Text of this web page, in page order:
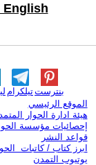
English
تيلكرامبنترست
الموقع الرئيسي
هيئة ادارة الحوار
إحصائيات مؤسسة
قواعد النشر
ابرز كتاب / كاتبات
يوتيوب التمدن